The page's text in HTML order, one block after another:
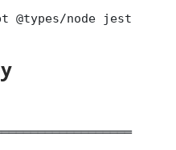
@types/node jest